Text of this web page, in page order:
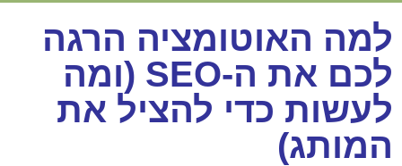
למה האוטומציה הרגה
לכם את ה-SEO (ומה
לעשות כדי להציל את
המותג)